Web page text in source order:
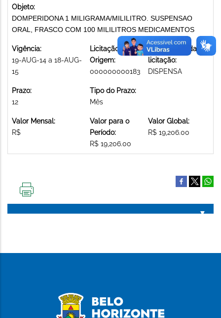
Objeto:
DOMPERIDONA 1 MILIGRAMA/MILILITRO. SUSPENSAO
ORAL, FRASCO COM 100 MILILITROS MEDICAMENTOS
Vigência:
19-AUG-14 a 18-AUG-
15
Licitação de
Origem:
000000000183
Modalidade da
licitação:
DISPENSA
Prazo:
12
Tipo do Prazo:
Mês
Valor Mensal:
R$
Valor para o
Período:
R$ 19,206.00
Valor Global:
R$ 19,206.00
PÁGINA